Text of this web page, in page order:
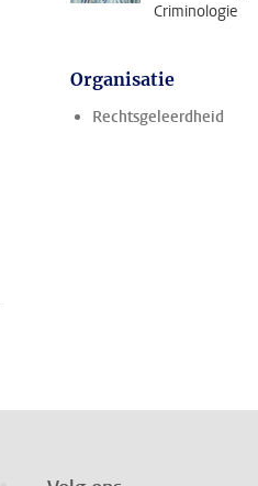
Criminologie
Organisatie
Rechtsgeleerdheid